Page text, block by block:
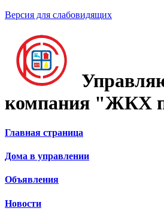
Версия для слабовидящих
компания "ЖКХ
Главная страница
Дома в управлении
Объявления
Новости